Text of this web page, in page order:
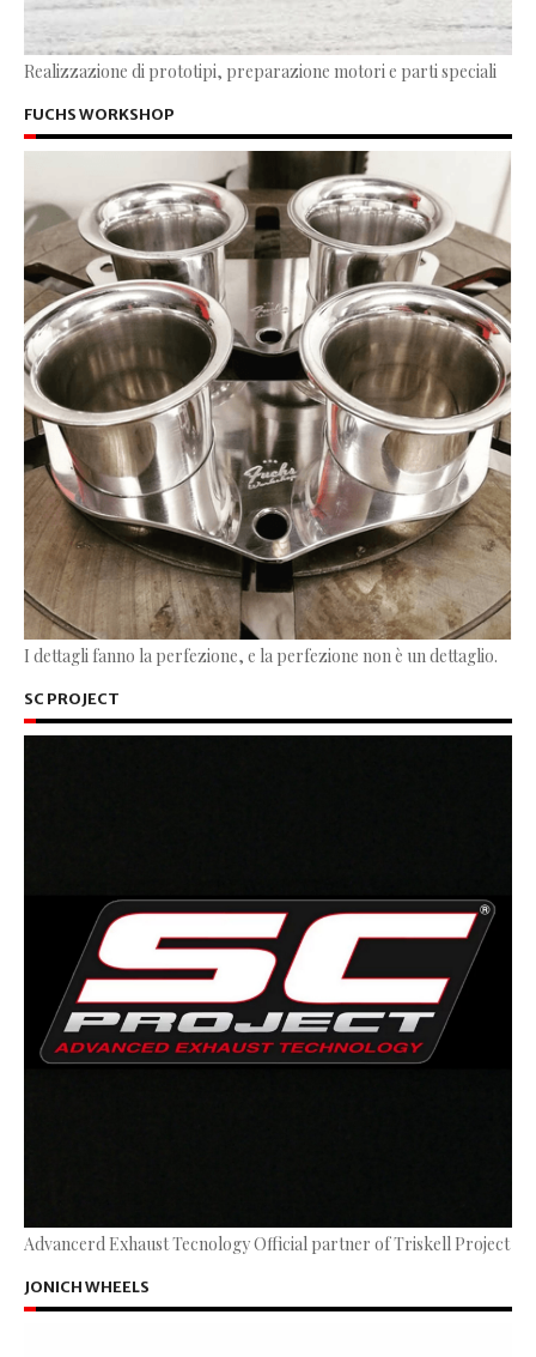
Realizzazione di prototipi, preparazione motori e parti speciali
FUCHS WORKSHOP
I dettagli fanno la perfezione, e la perfezione non è un dettaglio.
SC PROJECT
Advancerd Exhaust Tecnology Official partner of Triskell Project
JONICH WHEELS